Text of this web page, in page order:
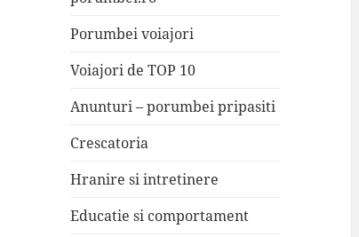
Porumbei voiajori
Voiajori de TOP 10
Anunturi – porumbei pripasiti
Crescatoria
Hranire si intretinere
Educatie si comportament